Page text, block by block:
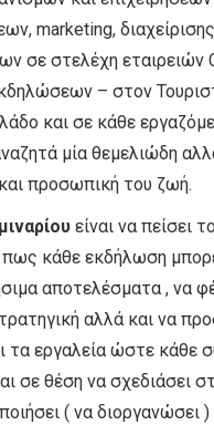
marketing,
σε στελέχη εταιρειών
– στον
και σε κάθε
μία θεμελιώδη
προσωπική του ζωή.
είναι να πείσει
κάθε εκδήλωση
αποτελέσματα , να
αλλά και να
τα εργαλεία ώστε κάθε
σε θέση να σχεδιάσει
( να διοργανώσει